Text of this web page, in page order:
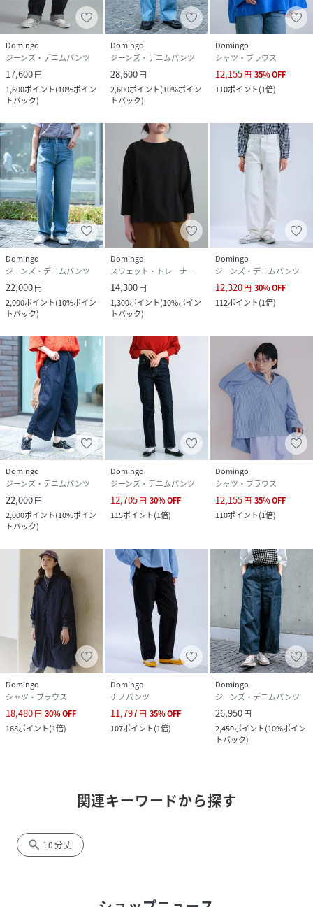
Domingo
ジーンズ・デニムパンツ
17,600円
1,600ポイント(10%ポイン
トバック)
Domingo
ジーンズ・デニムパンツ
28,600円
2,600ポイント(10%ポイン
トバック)
Domingo
シャツ・ブラウス
12,155円 35%OFF
110ポイント(1倍)
Domingo
ジーンズ・デニムパンツ
22,000円
2,000ポイント(10%ポイン
トバック)
Domingo
スウェット・トレーナー
14,300円
1,300ポイント(10%ポイン
トバック)
Domingo
ジーンズ・デニムパンツ
12,320円 30%OFF
112ポイント(1倍)
Domingo
ジーンズ・デニムパンツ
22,000円
2,000ポイント(10%ポイン
トバック)
Domingo
ジーンズ・デニムパンツ
12,705円 30%OFF
115ポイント(1倍)
Domingo
シャツ・ブラウス
12,155円 35%OFF
110ポイント(1倍)
Domingo
シャツ・ブラウス
18,480円 30%OFF
168ポイント(1倍)
Domingo
チノパンツ
11,797円 35%OFF
107ポイント(1倍)
Domingo
ジーンズ・デニムパンツ
26,950円
2,450ポイント(10%ポイン
トバック)
関連キーワードから探す
search 10分丈